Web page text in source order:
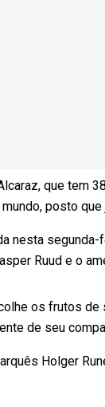
que tem
posto
nesta
Ruud e o
os frutos de
de seu
Holger